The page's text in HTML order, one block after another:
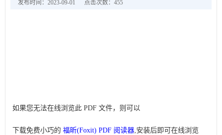
发布时间：2023-09-01 点击次数： 455
如果您无法在线浏览此 PDF 文件，则可以
下载免费小巧的福昕(Foxit) PDF 阅读器,安装后即可在线浏览